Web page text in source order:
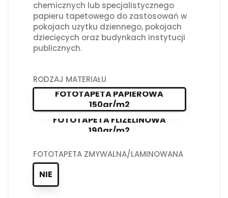
chemicznych lub specjalistycznego
papieru tapetowego do zastosowań w
pokojach użytku dziennego, pokojach
dziecięcych oraz budynkach instytucji
publicznych.
RODZAJ MATERIAŁU
FOTOTAPETA PAPIEROWA
150gr/m2
FOTOTAPETA FLIZELINOWA
190gr/m2
FOTOTAPETA ZMYWALNA/LAMINOWANA
NIE